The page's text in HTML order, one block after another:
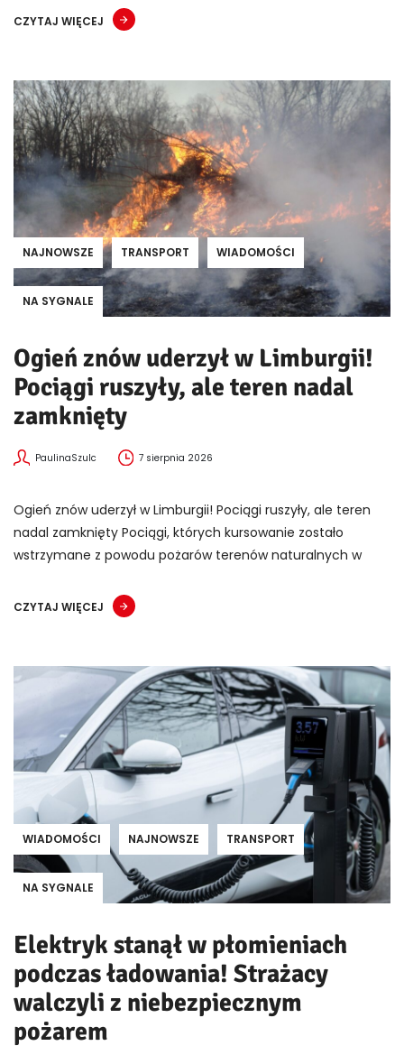
CZYTAJ WIĘCEJ
NAJNOWSZE TRANSPORT WIADOMOŚCI
NA SYGNALE
Ogień znów uderzył w Limburgii!
Pociągi ruszyły, ale teren nadal
zamknięty
PaulinaSzulc 7 sierpnia 2026
Ogień znów uderzył w Limburgii! Pociągi ruszyły, ale teren
nadal zamknięty Pociągi, których kursowanie zostało
wstrzymane z powodu pożarów terenów naturalnych w
CZYTAJ WIĘCEJ
WIADOMOŚCI NAJNOWSZE TRANSPORT
NA SYGNALE
Elektryk stanął w płomieniach
podczas ładowania! Strażacy
walczyli z niebezpiecznym
pożarem